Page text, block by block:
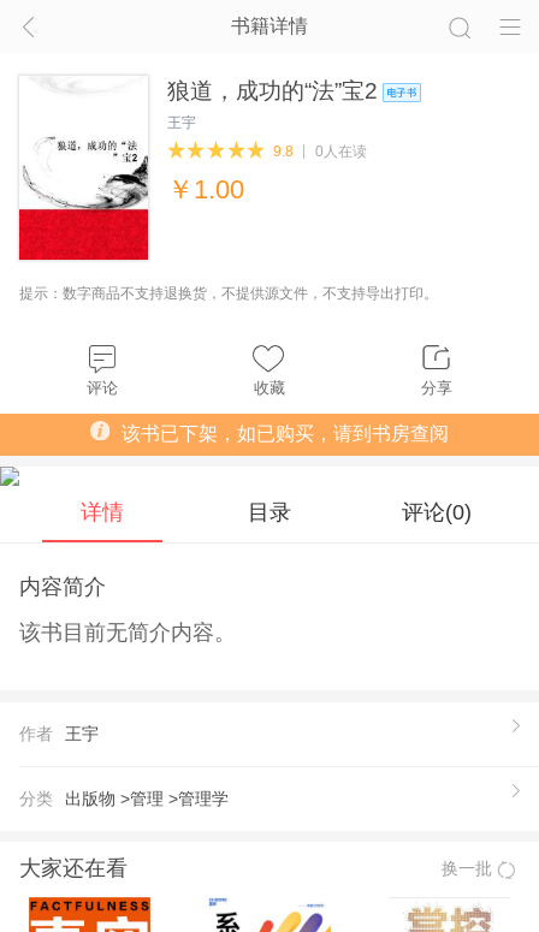
书籍详情
狼道，成功的“法”宝2
王宇
9.8
0人在读
￥ 1.00
提示：数字商品不支持退换货，不提供源文件，不支持导出打印。
评论 收藏 分享
该书已下架，如已购买，请到书房查阅
详情 目录 评论(0)
内容简介
该书目前无简介内容。
作者 王宇
分类 出版物 >管理 >管理学
大家还在看 换一批